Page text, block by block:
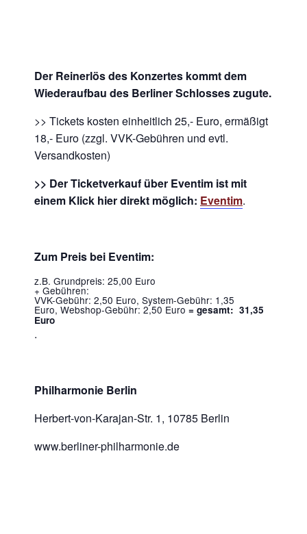
Der Reinerlös des Konzertes kommt dem
Wiederaufbau des Berliner Schlosses zugute.
>> Tickets kosten einheitlich 25,- Euro, ermäßigt
18,- Euro (zzgl. VVK-Gebühren und evtl.
Versandkosten)
>> Der Ticketverkauf über Eventim ist mit
einem Klick hier direkt möglich: Eventim.
Zum Preis bei Eventim:
z.B. Grundpreis: 25,00 Euro
+ Gebühren:
VVK-Gebühr: 2,50 Euro, System-Gebühr: 1,35
Euro, Webshop-Gebühr: 2,50 Euro = gesamt: 31,35
Euro
.
Philharmonie Berlin
Herbert-von-Karajan-Str. 1, 10785 Berlin
www.berliner-philharmonie.de